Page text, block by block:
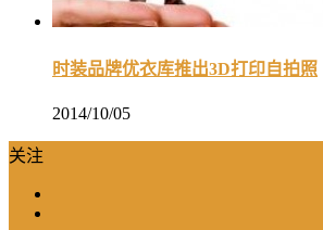
时装品牌优衣库推出3D打印自拍照
2014/10/05
关注